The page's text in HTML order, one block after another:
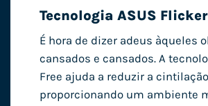
Tecnologia ASUS
É hora de dizer adeus àqueles
cansados ​​e cansados. A
Free ajuda a reduzir a
proporcionando um ambiente